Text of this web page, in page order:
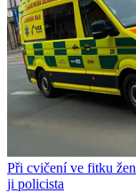
Při cvičení ve fitku
ji policista